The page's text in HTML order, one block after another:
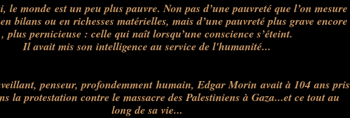
le monde est un peu plus pauvre. Non pas d’une pauvreté que l’on mesure
bilans ou en richesses matérielles, mais d’une pauvreté plus grave encore
, plus pernicieuse : celle qui naît lorsqu’une conscience s’éteint.
Il avait mis son intelligence au service de l'humanité...
penseur, profondemment humain, Edgar Morin avait à 104 ans pris
la protestation contre le massacre des Palestiniens à Gaza...et ce tout au
long de sa vie...